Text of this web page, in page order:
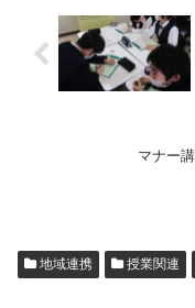
マナー
地域連携 授業関連